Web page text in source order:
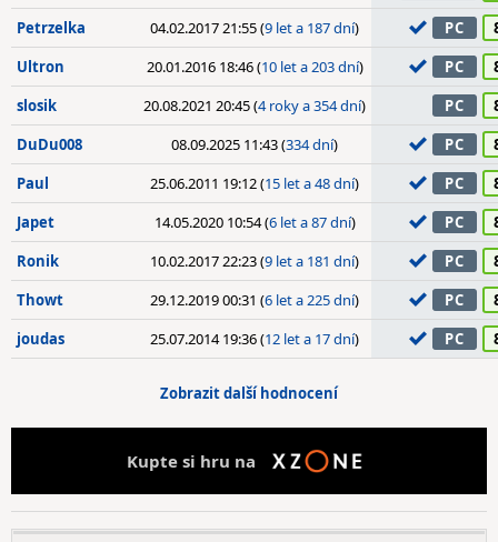
Petrzelka 04.02.2017 21:55 (9 let a 187 dní) PC
Ultron 20.01.2016 18:46 (10 let a 203 dní) PC
slosik 20.08.2021 20:45 (4 roky a 354 dní) PC
DuDu008 08.09.2025 11:43 (334 dní) PC
Paul 25.06.2011 19:12 (15 let a 48 dní) PC
Japet 14.05.2020 10:54 (6 let a 87 dní) PC
Ronik 10.02.2017 22:23 (9 let a 181 dní) PC
Thowt 29.12.2019 00:31 (6 let a 225 dní) PC
joudas 25.07.2014 19:36 (12 let a 17 dní) PC
Zobrazit další hodnocení
Kupte si hru na